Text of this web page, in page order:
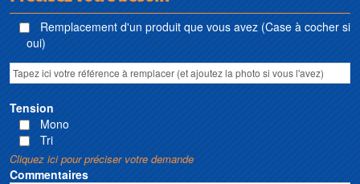
Remplacement d'un produit que vous avez (Case à cocher si
oui)
Tension
Mono
Tri
Cliquez ici pour préciser votre demande
Commentaires